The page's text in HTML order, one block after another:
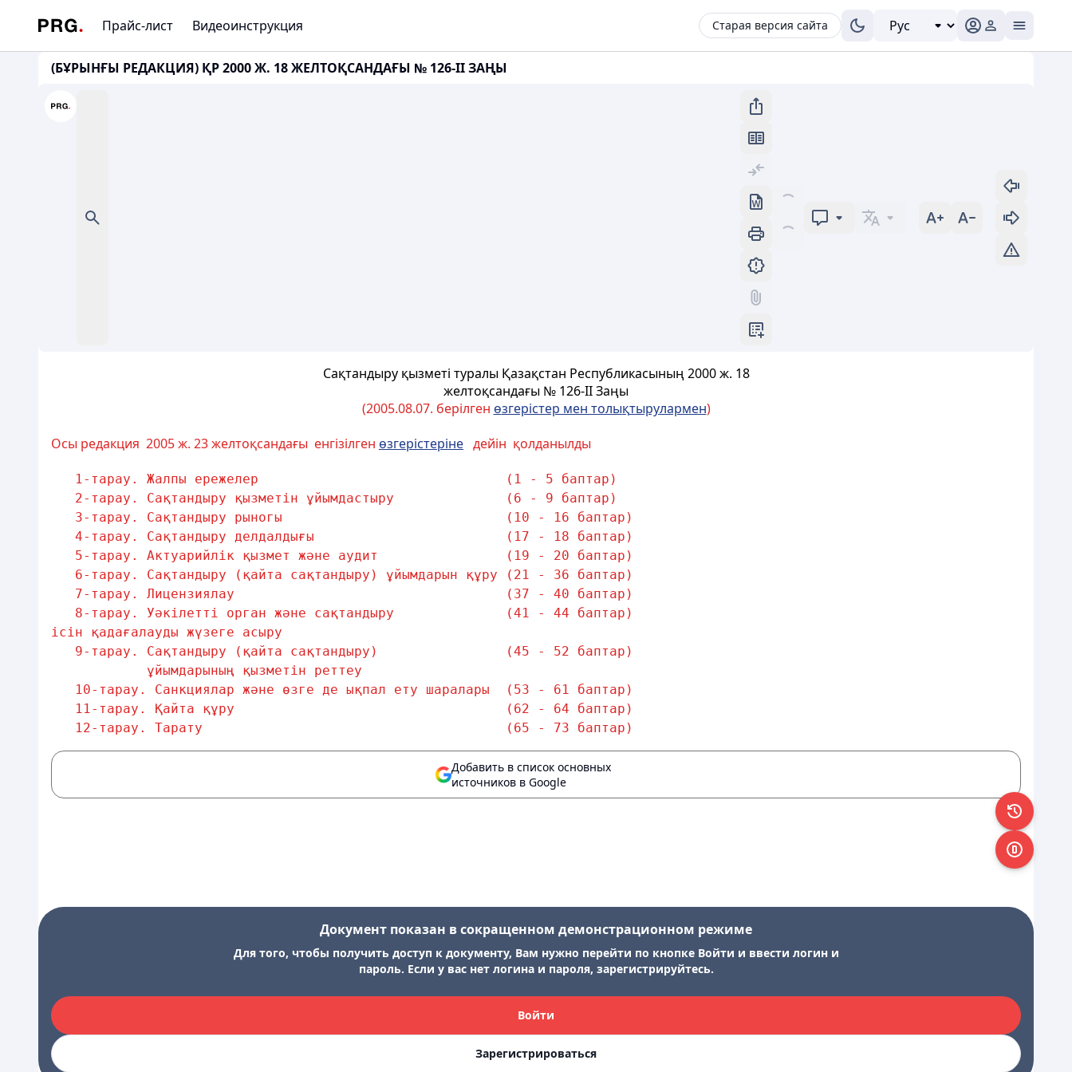
Прайс-лист Видеоинструкция Старая версия сайта
(БҰРЫНҒЫ РЕДАКЦИЯ) ҚР 2000 Ж. 18 ЖЕЛТОҚСАНДАҒЫ № 126-II ЗАҢЫ
Сақтандыру қызметі туралы Қазақстан Республикасының 2000 ж. 18
желтоқсандағы № 126-II Заңы
(2005.08.07. берілген өзгерістер мен толықтырулармен)
Осы редакция 2005 ж. 23 желтоқсандағы енгізілген өзгерістеріне дейін қолданылды
1-тарау. Жалпы ережелер                               (1 - 5 баптар)
2-тарау. Сақтандыру қызметін ұйымдастыру              (6 - 9 баптар)
3-тарау. Сақтандыру рыногы                            (10 - 16 баптар)
4-тарау. Сақтандыру делдалдығы                        (17 - 18 баптар)
5-тарау. Актуарийлік қызмет және аудит                (19 - 20 баптар)
6-тарау. Сақтандыру (қайта сақтандыру) ұйымдарын құру (21 - 36 баптар)
7-тарау. Лицензиялау                                  (37 - 40 баптар)
8-тарау. Уәкiлеттi орган және сақтандыру              (41 - 44 баптар)
iсiн қадағалауды жүзеге асыру
9-тарау. Сақтандыру (қайта сақтандыру)                (45 - 52 баптар)
ұйымдарының қызметін реттеу
10-тарау. Санкциялар және өзге де ықпал ету шаралары  (53 - 61 баптар)
11-тарау. Қайта құру                                  (62 - 64 баптар)
12-тарау. Тарату                                      (65 - 73 баптар)
Добавить в список основных
источников в Google
Документ показан в сокращенном демонстрационном режиме
Для того, чтобы получить доступ к документу, Вам нужно перейти по кнопке Войти и ввести логин и
пароль. Если у вас нет логина и пароля, зарегистрируйтесь.
Войти
Зарегистрироваться